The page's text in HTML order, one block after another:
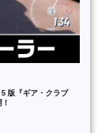
版『ギア・クラブ